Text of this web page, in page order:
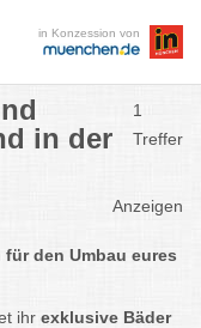
in Konzession von
in der
1
Treffer
Anzeigen
den Umbau eures
ihr exklusive Bäder